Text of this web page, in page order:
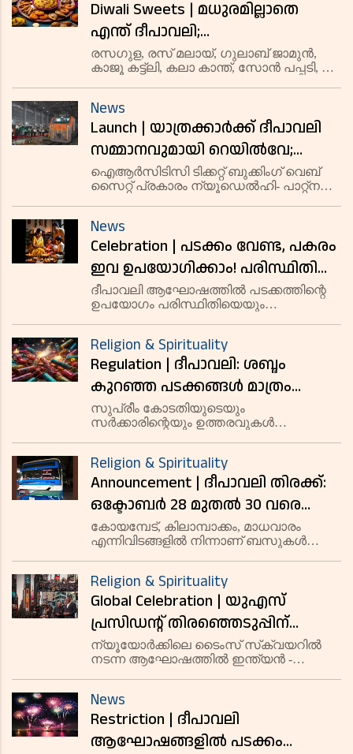
Diwali Sweets | മധുരമില്ലാതെ
എന്ത് ദീപാവലി;
ഇഷ്ടപ്പെടുന്നവര്‍ക്ക് സമ്മാനമായി
നല്‍കാവുന്ന പലഹാരങ്ങള്‍ ഇതാ!
രസഗുള, രസ് മലായ്, ഗുലാബ് ജാമുന്‍,
കാജൂ കട്ട്‌ലി, കലാ കാന്ത്, സോന്‍ പപ്പടി, റവ
ബര്‍ഫി, ബാദുഷ തുടങ്ങിയ പലഹാരങ്ങള്‍
നല്‍കാവുന്
News
Launch | യാത്രക്കാര്‍ക്ക് ദീപാവലി
സമ്മാനവുമായി റെയില്‍വേ;
ഡെല്‍ഹിക്കും- പാറ്റ് നയ്ക്കും
ഇടയില്‍ ദൈര്‍ഘ്യമേറിയ
വന്ദേഭാരത് യാത്ര ഒക്ടോബര്‍ 30
മുതല്‍ ആരംഭിക്കും; ടിക്കറ്റ്
ബുക്കിംഗ് തുടങ്ങിക്കഴിഞ്ഞു
ഐആര്‍സിടിസി ടിക്കറ്റ് ബുക്കിംഗ് വെബ്
സൈറ്റ് പ്രകാരം ന്യൂഡെല്‍ഹി- പാറ്റ്‌ന
എക്‌സ്പ്രസിന്റെ ഏറ്റവും
ദൈര്‍ഘ്യമേറിയ ദൂരം ഡെല്‍ഹിയില്‍
News
Celebration | പടക്കം വേണ്ട, പകരം
ഇവ ഉപയോഗിക്കാം! പരിസ്ഥിതിക്ക്
വേണ്ടി ദീപാവലി ആഘോഷം
ഇങ്ങനെയായാലോ
ദീപാവലി ആഘോഷത്തിൽ പടക്കത്തിന്റെ
ഉപയോഗം പരിസ്ഥിതിയെയും
ആകാശദീപങ്ങൾ, ഗ്ലോ സ്റ്റിക്‌സ്,
എൽഇഡി ലൈറ്റുകൾ തുടങ്ങിയ
മാർഗങ്ങളിലൂടെ പടക്കമില്ലാതെ ദീ
Religion & Spirituality
Regulation | ദീപാവലി: ശബ്ദം
കുറഞ്ഞ പടക്കങ്ങള്‍ മാത്രം
ഉപയോഗിക്കണമെന്ന് തമിഴ്‌നാട്
മലിനീകരണ നിയന്ത്രണ ബോര്‍ഡ്
സുപ്രീം കോടതിയുടെയും
സര്‍ക്കാരിന്റെയും ഉത്തരവുകള്‍
Religion & Spirituality
Announcement | ദീപാവലി തിരക്ക്:
ഒക്ടോബര്‍ 28 മുതല്‍ 30 വരെ
സ്‌പെഷല്‍ ബസുകള്‍ സര്‍വീസ്
നടത്തും
കോയമ്പേട്, കിലാമ്പാക്കം, മാധവാരം
എന്നിവിടങ്ങളില്‍ നിന്നാണ് ബസുകള്‍
Religion & Spirituality
Global Celebration | യുഎസ്
പ്രസിഡന്റ് തിരഞ്ഞെടുപ്പിന്
മുന്നോടിയായി ടൈംസ്
സ്‌ക്വയറില്‍ നടന്ന ദീപാവലി
ആഘോഷം വൈറലാകുന്നു
ന്യൂയോര്‍ക്കിലെ ടൈംസ് സ്‌ക്വയറില്‍
നടന്ന ആഘോഷത്തില്‍ ഇന്ത്യന്‍ -
News
Restriction | ദീപാവലി
ആഘോഷങ്ങളില്‍ പടക്കം